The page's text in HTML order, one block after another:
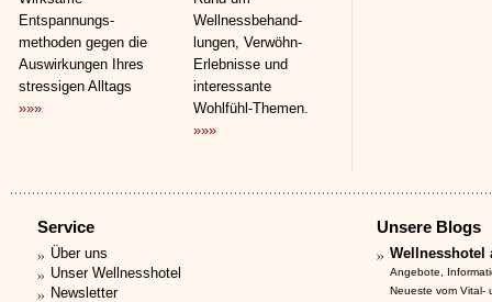
Entspannungs­
methoden gegen die
Auswirkungen Ihres
stressigen Alltags
»»»
Wellnessbehand­
lungen, Verwöhn-
Erlebnisse und
interessante
Wohlfühl-Themen.
»»»
Service
Über uns
Unser Wellnesshotel
Newsletter
Unsere Blogs
Wellnesshotel
Angebote,
Neueste vom Vital-